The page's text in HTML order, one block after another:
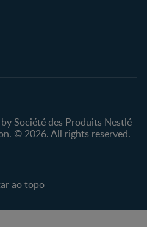
Société des Produits Nestlé
© 2026. All rights reserved.
ao topo